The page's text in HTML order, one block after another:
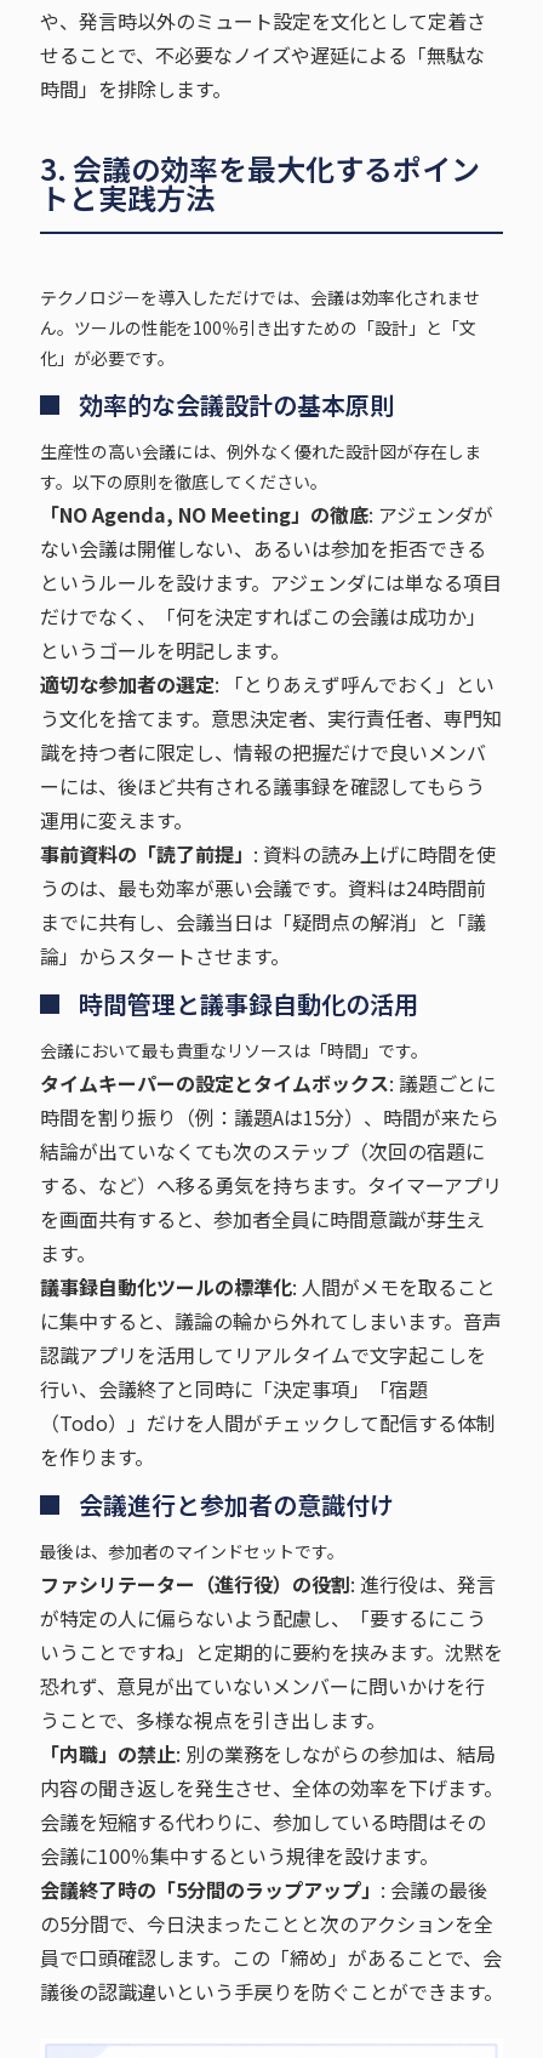
や、発言時以外のミュート設定を文化として定着さ
せることで、不必要なノイズや遅延による「無駄な
時間」を排除します。
3. 会議の効率を最大化するポイン
トと実践方法
テクノロジーを導入しただけでは、会議は効率化されませ
ん。ツールの性能を100％引き出すための「設計」と「文
化」が必要です。
効率的な会議設計の基本原則
生産性の高い会議には、例外なく優れた設計図が存在しま
す。以下の原則を徹底してください。
「NO Agenda, NO Meeting」の徹底: アジェンダが
ない会議は開催しない、あるいは参加を拒否できる
というルールを設けます。アジェンダには単なる項目
だけでなく、「何を決定すればこの会議は成功か」
というゴールを明記します。
適切な参加者の選定: 「とりあえず呼んでおく」とい
う文化を捨てます。意思決定者、実行責任者、専門知
識を持つ者に限定し、情報の把握だけで良いメンバ
ーには、後ほど共有される議事録を確認してもらう
運用に変えます。
事前資料の「読了前提」 : 資料の読み上げに時間を使
うのは、最も効率が悪い会議です。資料は24時間前
までに共有し、会議当日は「疑問点の解消」と「議
論」からスタートさせます。
時間管理と議事録自動化の活用
会議において最も貴重なリソースは「時間」です。
タイムキーパーの設定とタイムボックス: 議題ごとに
時間を割り振り（例：議題Aは15分）、時間が来たら
結論が出ていなくても次のステップ（次回の宿題に
する、など）へ移る勇気を持ちます。タイマーアプリ
を画面共有すると、参加者全員に時間意識が芽生え
ます。
議事録自動化ツールの標準化: 人間がメモを取ること
に集中すると、議論の輪から外れてしまいます。音声
認識アプリを活用してリアルタイムで文字起こしを
行い、会議終了と同時に「決定事項」「宿題
（Todo）」だけを人間がチェックして配信する体制
を作ります。
会議進行と参加者の意識付け
最後は、参加者のマインドセットです。
ファシリテーター（進行役）の役割: 進行役は、発言
が特定の人に偏らないよう配慮し、「要するにこう
いうことですね」と定期的に要約を挟みます。沈黙を
恐れず、意見が出ていないメンバーに問いかけを行
うことで、多様な視点を引き出します。
「内職」の禁止: 別の業務をしながらの参加は、結局
内容の聞き返しを発生させ、全体の効率を下げます。
会議を短縮する代わりに、参加している時間はその
会議に100％集中するという規律を設けます。
会議終了時の「5分間のラップアップ」 : 会議の最後
の5分間で、今日決まったことと次のアクションを全
員で口頭確認します。この「締め」があることで、会
議後の認識違いという手戻りを防ぐことができます。